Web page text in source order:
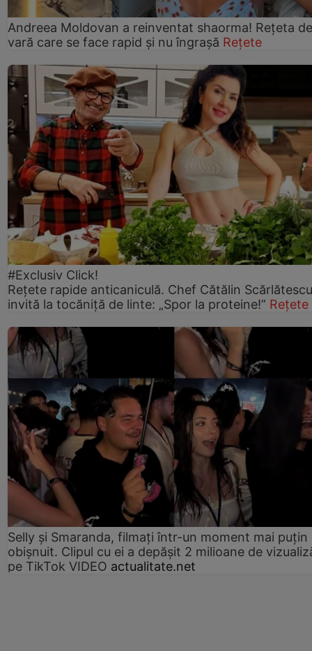
Andreea Moldovan a reinventat shaorma! Rețeta de
vară care se face rapid și nu îngrașă Rețete
#Exclusiv Click!
Rețete rapide anticaniculă. Chef Cătălin
invită la tocăniță de linte: „Spor la proteine!” Rețete
Selly și Smaranda, filmați într-un moment mai puțin
obișnuit. Clipul cu ei a depășit 2 milioane de
pe TikTok VIDEO actualitate.net